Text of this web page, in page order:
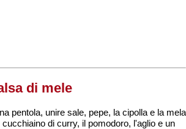
di mele
pentola, unire sale, pepe, la cipolla e la mela
di curry, il pomodoro, l'aglio e un